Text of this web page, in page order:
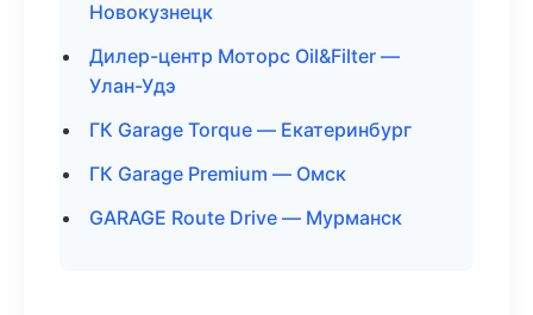
Новокузнецк
Дилер-центр Моторс Oil&Filter —
Улан-Удэ
ГК Garage Torque — Екатеринбург
ГК Garage Premium — Омск
GARAGE Route Drive — Мурманск